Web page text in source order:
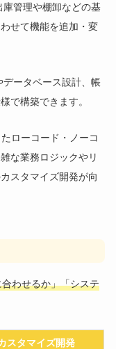
庫管理や棚卸などの基
せて機能を追加・変
データベース設計、帳
で構築できます。
ローコード・ノーコ
な業務ロジックやリ
スタマイズ開発が向
わせるか」「システ
スタマイズ開発